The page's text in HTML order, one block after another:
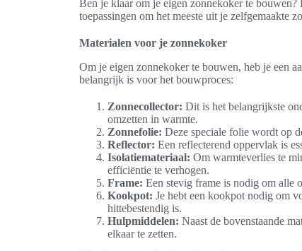
Ben je klaar om je eigen zonnekoker te
toepassingen om het meeste uit je zelfgemaakte
Materialen voor je zonnekoker
Om je eigen zonnekoker te bouwen, heb je een
belangrijk is voor het bouwproces:
Zonnecollector: Dit is het belangrijkste
omzetten in warmte.
Zonnefolie: Deze speciale folie wordt op
Reflector: Een reflecterend oppervlak is
Isolatiemateriaal: Om warmteverlies te
efficiëntie te verhogen.
Frame: Een stevig frame is nodig om alle
Kookpot: Je hebt een kookpot nodig om
hittebestendig is.
Hulpmiddelen: Naast de bovenstaande
elkaar te zetten.